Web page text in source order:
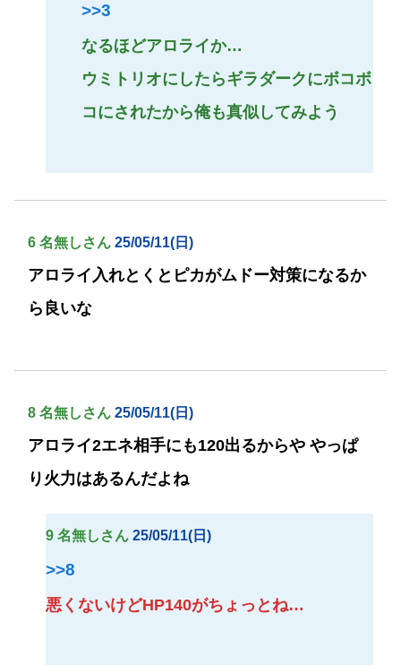
>>3
なるほどアロライか…
ウミトリオにしたらギラダークにボコボ
コにされたから俺も真似してみよう
6 名無しさん 25/05/11(日)
アロライ入れとくとピカがムドー対策になるか
ら良いな
8 名無しさん 25/05/11(日)
アロライ2エネ相手にも120出るからや やっぱ
り火力はあるんだよね
9 名無しさん 25/05/11(日)
>>8
悪くないけどHP140がちょっとね…